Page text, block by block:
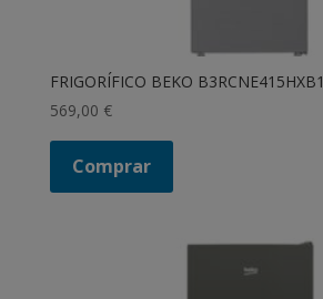
FRIGORÍFICO BEKO B3RCNE415HXB1
569,00 €
Comprar